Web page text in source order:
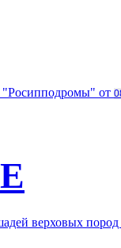
"Росипподромы" от
верховых